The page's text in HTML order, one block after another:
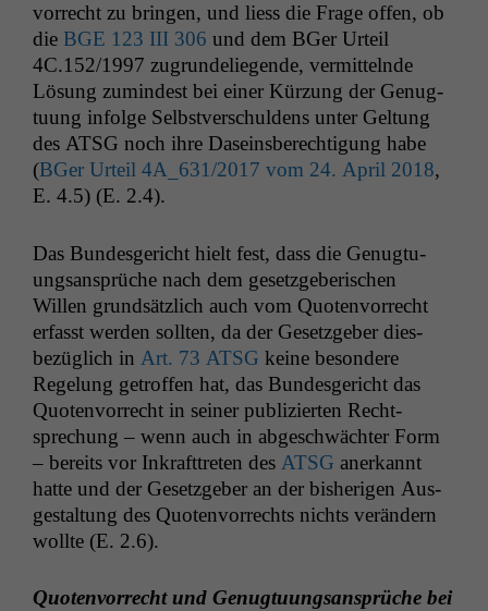
vor­recht zu brin­gen, und liess die Frage offen, ob
die BGE 123 III 306 und dem BGer Urteil
4C.152/1997 zugrun­deliegende, ver­mit­tel­nde
Lösung zumin­d­est bei ein­er Kürzung der Genug­
tu­ung infolge Selb­stver­schuldens unter Gel­tung
des ATSG noch ihre Daseins­berech­ti­gung habe
(BGer Urteil 4A_631/2017 vom 24. April 2018,
E. 4.5) (E. 2.4).
Das Bun­des­gericht hielt fest, dass die Genug­tu­
ungsansprüche nach dem geset­zge­berischen
Willen grund­sät­zlich auch vom Quoten­vor­recht
erfasst wer­den soll­ten, da der Geset­zge­ber dies­
bezüglich in Art. 73 ATSG keine beson­dere
Regelung getrof­fen hat, das Bun­des­gericht das
Quoten­vor­recht in sein­er pub­lizierten Recht­
sprechung – wenn auch in abgeschwächter Form
– bere­its vor Inkraft­treten des ATSG anerkan­nt
hat­te und der Geset­zge­ber an der bish­eri­gen Aus­
gestal­tung des Quoten­vor­rechts nichts verän­dern
wollte (E. 2.6).
Quoten­vor­recht und Genug­tu­ungsansprüche bei